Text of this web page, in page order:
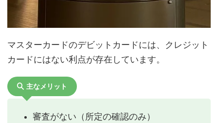
マスターカードのデビットカードには、クレジット
カードにはない利点が存在しています。
主なメリット
審査がない（所定の確認のみ）